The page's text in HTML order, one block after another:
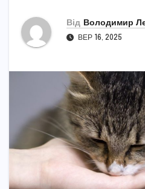
Від Володимир
ВЕР 16, 2025